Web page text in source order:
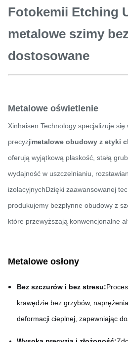
Fotokemii Etching
metalowe szimy
dostosowane
Metalowe oświetlenie
Xinhaisen Technology specjalizuje
precyzjimetalowe obudowy z etyki
oferują wyjątkową płaskość, stałą
wydajność w uszczelnianiu,
izolacyjnychDzięki zaawansowanej
produkujemy bezpłynne obudowy z
które przewyższają konwencjonalne
Metalowe osłony
Bez szczurów i bez stresu:
krawędzie bez grzybów,
deformacji cieplnej, zapewniając